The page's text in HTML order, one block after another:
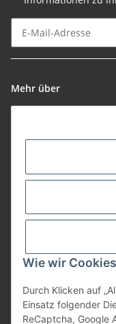
Wie wir
Durch Klicken auf
Einsatz folgender
ReCaptcha, Google
Mehr über